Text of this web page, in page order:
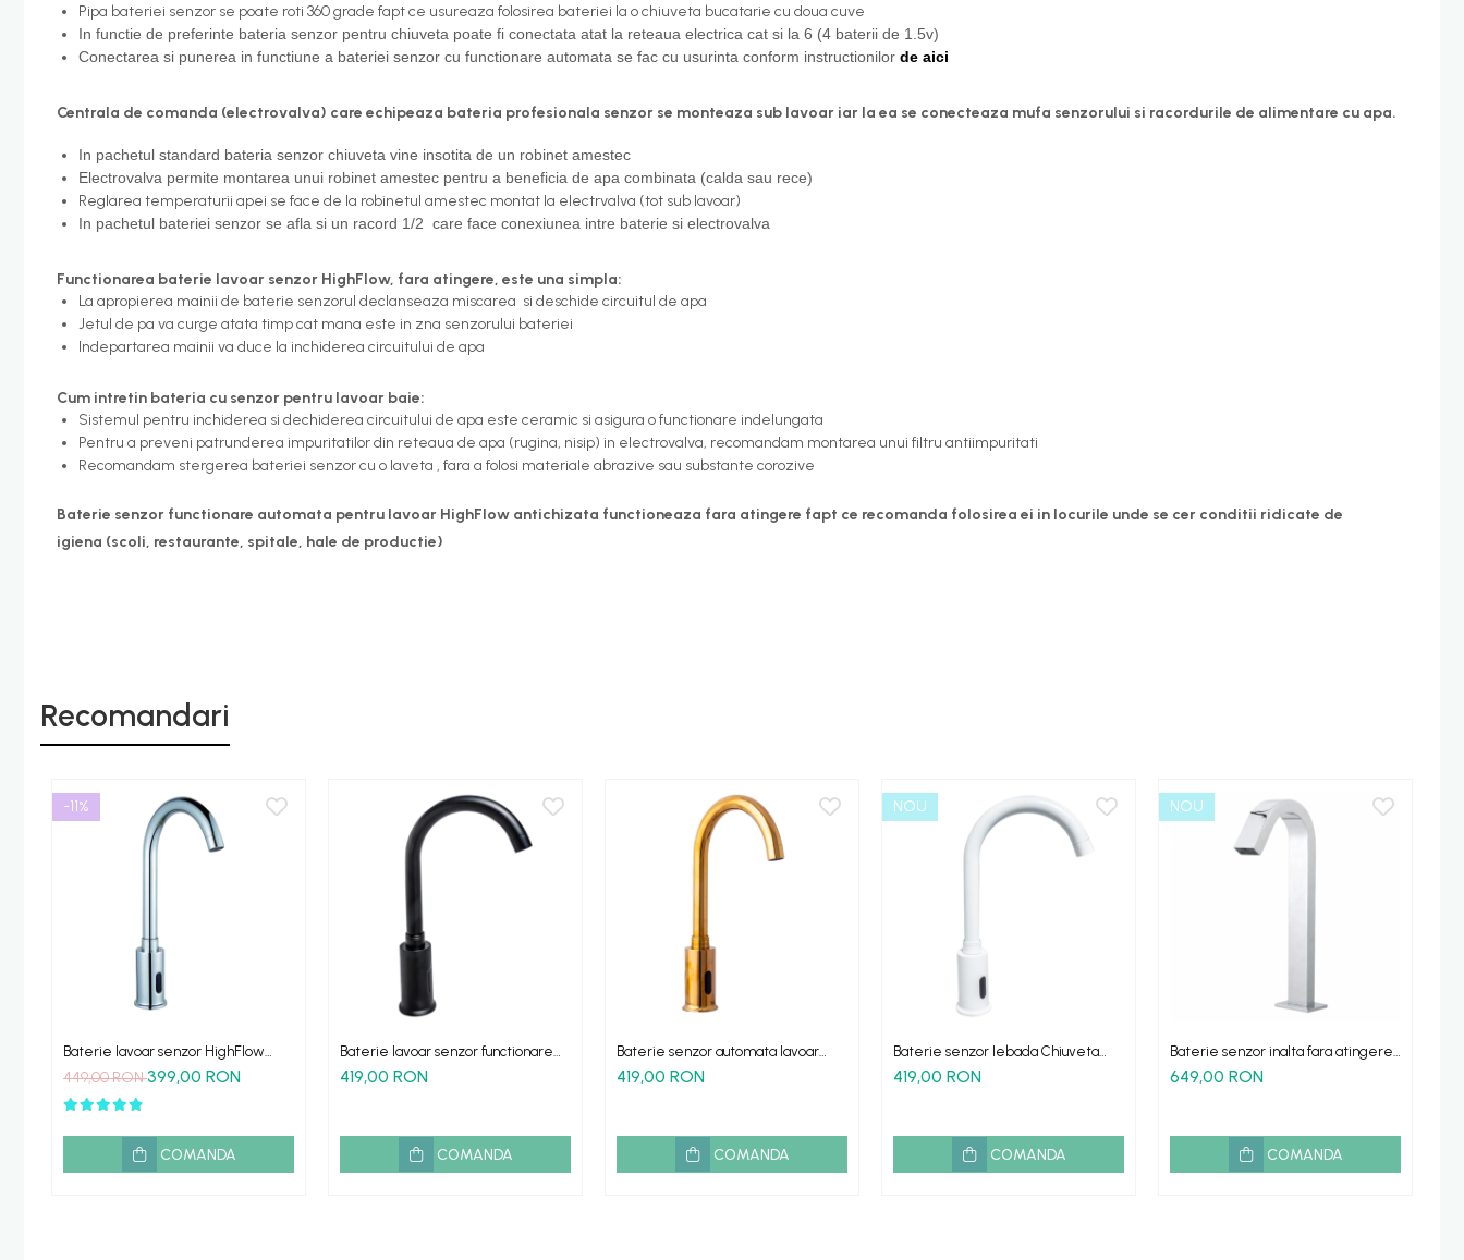
Uscatoare senzor
Uscatoare de maini
Instalatii sanitare - termice
Filtre apa
Racorduri alimentare
Robinet coltar
Accesorii baie cromate
Bara sprijin - dizabilitati
Etajere - Rafturi baie
Perii toaleta
Sifoane evacuare
Evacuare cada-dus
Scurgere lavoar
Iluminat gradina camping
Pipa bateriei senzor se poate roti 360 grade fapt ce usureaza folosirea bateriei la o chiuveta bucatarie cu doua cuve
In functie de preferinte bateria senzor pentru chiuveta poate fi conectata atat la reteaua electrica cat si la 6 (4 baterii de 1.5v)
Conectarea si punerea in functiune a bateriei senzor cu functionare automata se fac cu usurinta conform instructionilor de aici
Centrala de comanda (electrovalva) care echipeaza bateria profesionala senzor se monteaza sub lavoar iar la ea se conecteaza mufa senzorului si racordurile de alimentare cu apa.
In pachetul standard bateria senzor chiuveta vine insotita de un robinet amestec
Electrovalva permite montarea unui robinet amestec pentru a beneficia de apa combinata (calda sau rece)
Reglarea temperaturii apei se face de la robinetul amestec montat la electrvalva (tot sub lavoar)
In pachetul bateriei senzor se afla si un racord 1/2 care face conexiunea intre baterie si electrovalva
Functionarea baterie lavoar senzor HighFlow, fara atingere, este una simpla:
La apropierea mainii de baterie senzorul declanseaza miscarea si deschide circuitul de apa
Jetul de pa va curge atata timp cat mana este in zna senzorului bateriei
Indepartarea mainii va duce la inchiderea circuitului de apa
Cum intretin bateria cu senzor pentru lavoar baie:
Sistemul pentru inchiderea si dechiderea circuitului de apa este ceramic si asigura o functionare indelungata
Pentru a preveni patrunderea impuritatilor din reteaua de apa (rugina, nisip) in electrovalva, recomandam montarea unui filtru antiimpuritati
Recomandam stergerea bateriei senzor cu o laveta , fara a folosi materiale abrazive sau substante corozive
Baterie senzor functionare automata pentru lavoar HighFlow antichizata functioneaza fara atingere fapt ce recomanda folosirea ei in locurile unde se cer conditii ridicate de
igiena (scoli, restaurante, spitale, hale de productie)
Recomandari
-11%
Baterie lavoar senzor HighFlow
profesionala
449,00 RON399,00 RON
COMANDA
Baterie lavoar senzor functionare
automata HighFlow negru
419,00 RON
COMANDA
Baterie senzor automata lavoar
auriu lucios Gold HighFlow
419,00 RON
COMANDA
NOU
Baterie senzor lebada Chiuveta
bucatarie HighFlow Alba
419,00 RON
COMANDA
NOU
Baterie senzor inalta fara atingere
Sense - rectangulara
649,00 RON
COMANDA